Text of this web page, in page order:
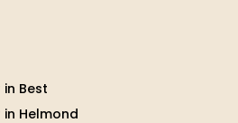
Best
Helmond